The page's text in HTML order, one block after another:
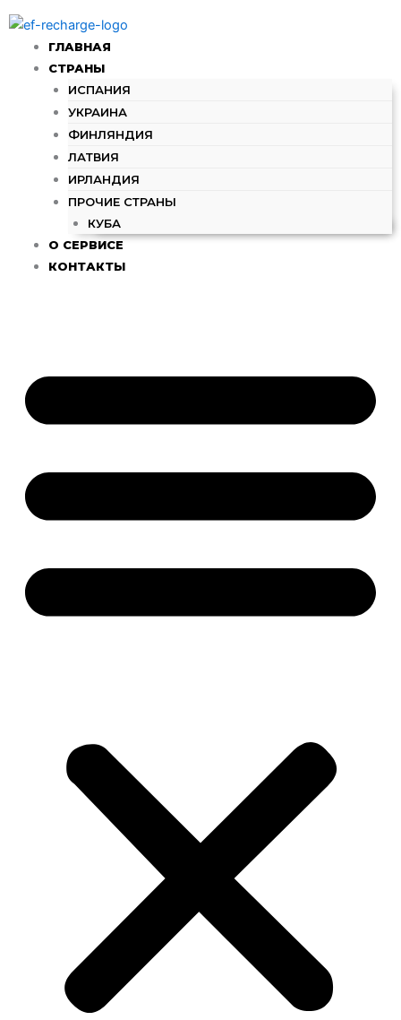
содержимому
ГЛАВНАЯ
СТРАНЫ
ИСПАНИЯ
УКРАИНА
ФИНЛЯНДИЯ
ЛАТВИЯ
ИРЛАНДИЯ
ПРОЧИЕ СТРАНЫ
КУБА
О СЕРВИСЕ
КОНТАКТЫ
товара
Prepago
Vodafone